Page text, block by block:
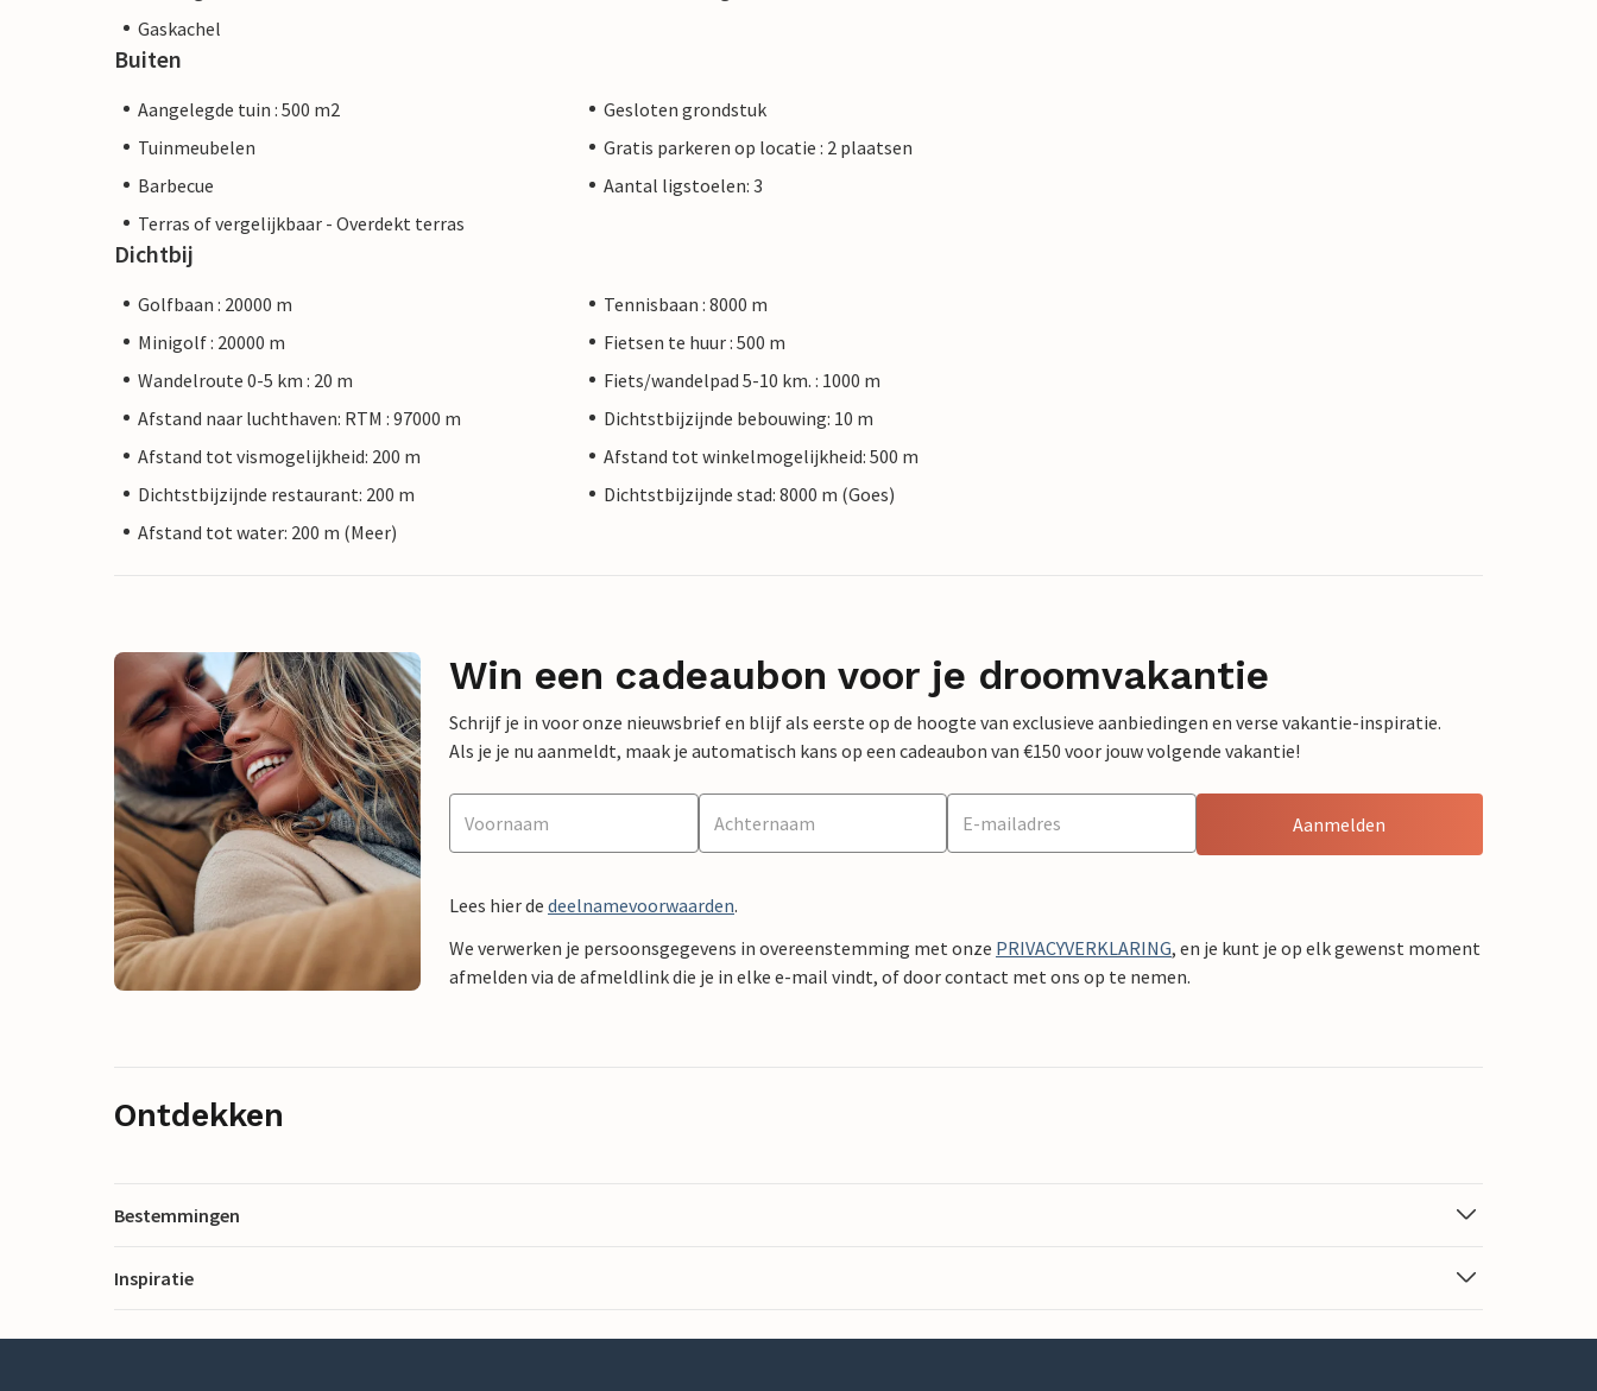
Gaskachel
Buiten
Aangelegde tuin : 500 m2
Gesloten grondstuk
Tuinmeubelen
Gratis parkeren op locatie : 2 plaatsen
Barbecue
Aantal ligstoelen: 3
Terras of vergelijkbaar - Overdekt terras
Dichtbij
Golfbaan : 20000 m
Tennisbaan : 8000 m
Minigolf : 20000 m
Fietsen te huur : 500 m
Wandelroute 0-5 km : 20 m
Fiets/wandelpad 5-10 km. : 1000 m
Afstand naar luchthaven: RTM : 97000 m
Dichtstbijzijnde bebouwing: 10 m
Afstand tot vismogelijkheid: 200 m
Afstand tot winkelmogelijkheid: 500 m
Dichtstbijzijnde restaurant: 200 m
Dichtstbijzijnde stad: 8000 m (Goes)
Afstand tot water: 200 m (Meer)
Win een cadeaubon voor je droomvakantie
Schrijf je in voor onze nieuwsbrief en blijf als eerste op de hoogte van exclusieve aanbiedingen en verse vakantie-inspiratie.
Als je je nu aanmeldt, maak je automatisch kans op een cadeaubon van €150 voor jouw volgende vakantie!
Aanmelden
Lees hier de deelnamevoorwaarden.
We verwerken je persoonsgegevens in overeenstemming met onze PRIVACYVERKLARING, en je kunt je op elk gewenst moment
afmelden via de afmeldlink die je in elke e-mail vindt, of door contact met ons op te nemen.
Ontdekken
Bestemmingen
Inspiratie